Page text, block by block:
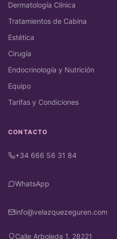
Dermatología Clínica
Tratamientos de Cabina
Estética
Cirugía
Endocrinología y Nutrición
Equipo
Tarifas y Condiciones
CONTACTO
+34 666 56 31 84
WhatsApp
info@velazquezeguren.com
Calle Arboleda 1, 28221